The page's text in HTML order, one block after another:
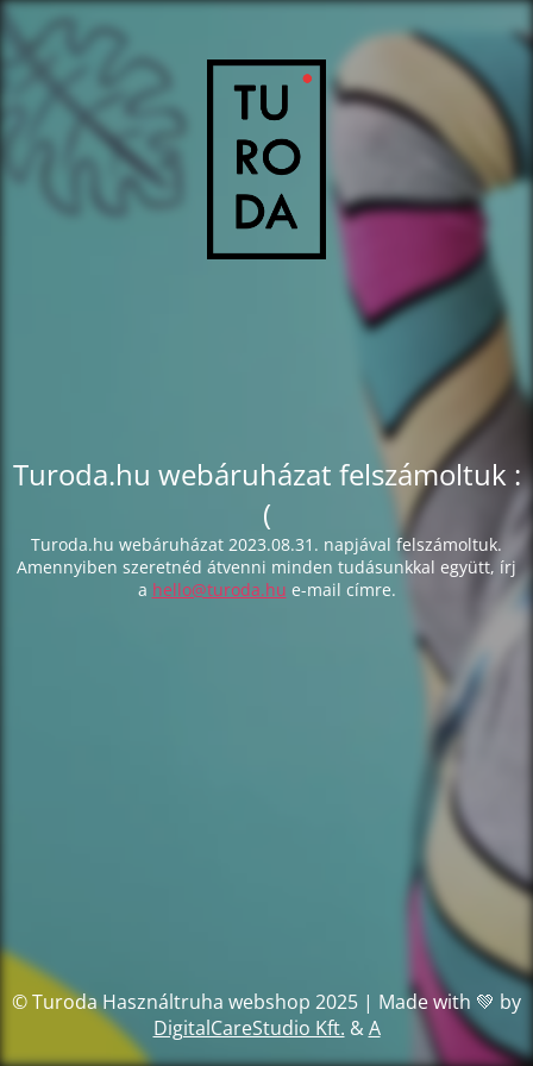
Turoda.hu webáruházat felszámoltuk :
(
Turoda.hu webáruházat 2023.08.31. napjával felszámoltuk.
Amennyiben szeretnéd átvenni minden tudásunkkal együtt, írj
a hello@turoda.hu e-mail címre.
© Turoda Használtruha webshop 2025 | Made with 💚 by
DigitalCareStudio Kft. &A